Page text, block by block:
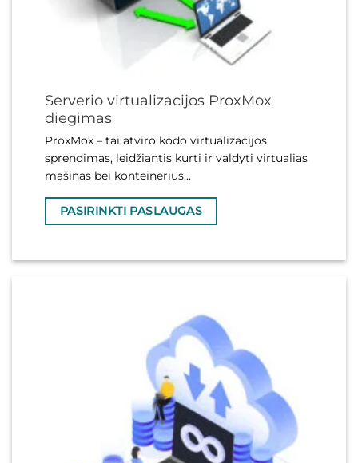
Serverio virtualizacijos ProxMox
diegimas
ProxMox – tai atviro kodo virtualizacijos
sprendimas, leidžiantis kurti ir valdyti virtualias
mašinas bei konteinerius...
PASIRINKTI PASLAUGAS